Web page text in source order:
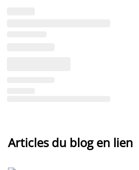
Articles du blog en lien